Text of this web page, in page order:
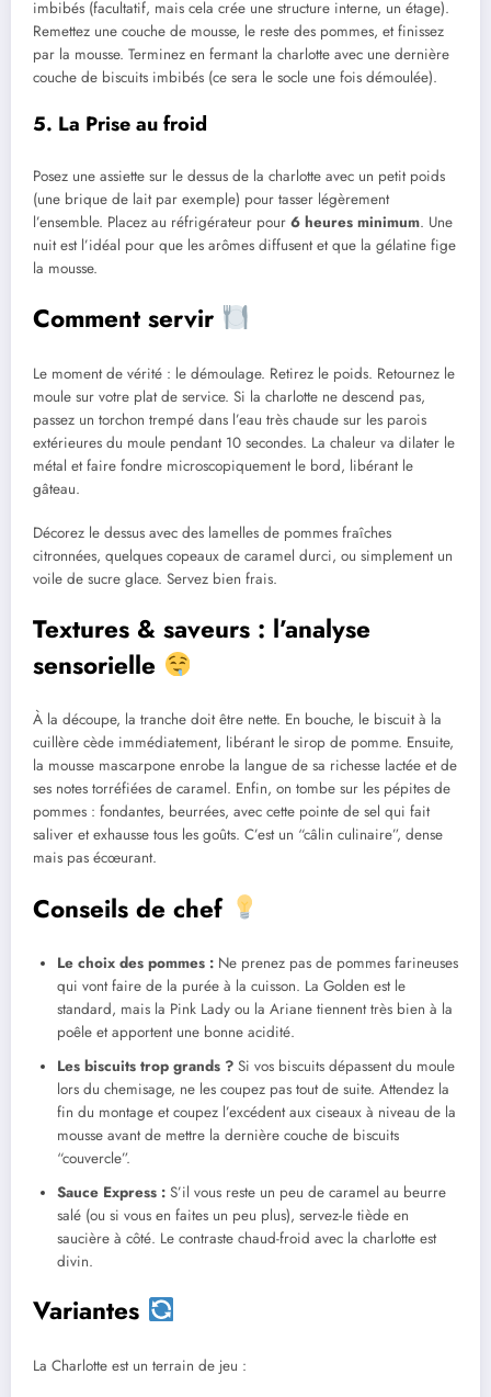
imbibés (facultatif, mais cela crée une structure interne, un étage).
Remettez une couche de mousse, le reste des pommes, et finissez
par la mousse. Terminez en fermant la charlotte avec une dernière
couche de biscuits imbibés (ce sera le socle une fois démoulée).
5. La Prise au froid
Posez une assiette sur le dessus de la charlotte avec un petit poids
(une brique de lait par exemple) pour tasser légèrement
l’ensemble. Placez au réfrigérateur pour 6 heures minimum. Une
nuit est l’idéal pour que les arômes diffusent et que la gélatine fige
la mousse.
Comment servir
Le moment de vérité : le démoulage. Retirez le poids. Retournez le
moule sur votre plat de service. Si la charlotte ne descend pas,
passez un torchon trempé dans l’eau très chaude sur les parois
extérieures du moule pendant 10 secondes. La chaleur va dilater le
métal et faire fondre microscopiquement le bord, libérant le
gâteau.
Décorez le dessus avec des lamelles de pommes fraîches
citronnées, quelques copeaux de caramel durci, ou simplement un
voile de sucre glace. Servez bien frais.
Textures & saveurs : l’analyse
sensorielle
À la découpe, la tranche doit être nette. En bouche, le biscuit à la
cuillère cède immédiatement, libérant le sirop de pomme. Ensuite,
la mousse mascarpone enrobe la langue de sa richesse lactée et de
ses notes torréfiées de caramel. Enfin, on tombe sur les pépites de
pommes : fondantes, beurrées, avec cette pointe de sel qui fait
saliver et exhausse tous les goûts. C’est un “câlin culinaire”, dense
mais pas écœurant.
Conseils de chef
Le choix des pommes : Ne prenez pas de pommes farineuses
qui vont faire de la purée à la cuisson. La Golden est le
standard, mais la Pink Lady ou la Ariane tiennent très bien à la
poêle et apportent une bonne acidité.
Les biscuits trop grands ? Si vos biscuits dépassent du moule
lors du chemisage, ne les coupez pas tout de suite. Attendez la
fin du montage et coupez l’excédent aux ciseaux à niveau de la
mousse avant de mettre la dernière couche de biscuits
“couvercle”.
Sauce Express : S’il vous reste un peu de caramel au beurre
salé (ou si vous en faites un peu plus), servez-le tiède en
saucière à côté. Le contraste chaud-froid avec la charlotte est
divin.
Variantes
La Charlotte est un terrain de jeu :